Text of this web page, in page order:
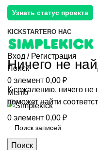
Узнать статус проекта
KICKSTARTERО НАС
Вход / Регистрация
Поиск
0 элемент 0,00 ₽
Меню
0 элемент 0,00 ₽
Ничего не
К сожалению, ничего не
поможет найти
Поиск